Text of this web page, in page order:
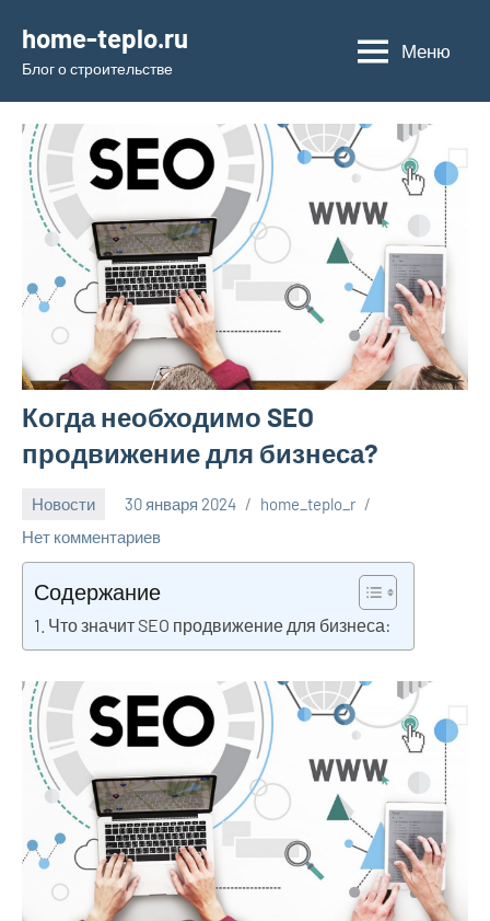
содержимому
home-teplo.ru
Блог о строительстве
Меню
Когда необходимо SEO
продвижение для бизнеса?
Новости 30 января 2024
home_teplo_r
Нет комментариев
Содержание
Что значит SEO продвижение для бизнеса: